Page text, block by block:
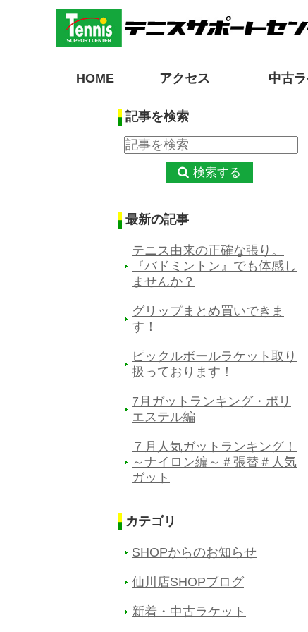
HOME アクセス 中古
記事を検索
検索する
最新の記事
テニス由来の正確な張り。
『バドミントン』でも体感し
ませんか？
グリップまとめ買いできま
す！
ピックルボールラケット取り
扱っております！
7月ガットランキング・ポリ
エステル編
７月人気ガットランキング！
～ナイロン編～＃張替＃人気
ガット
カテゴリ
SHOPからのお知らせ
仙川店SHOPブログ
新着・中古ラケット